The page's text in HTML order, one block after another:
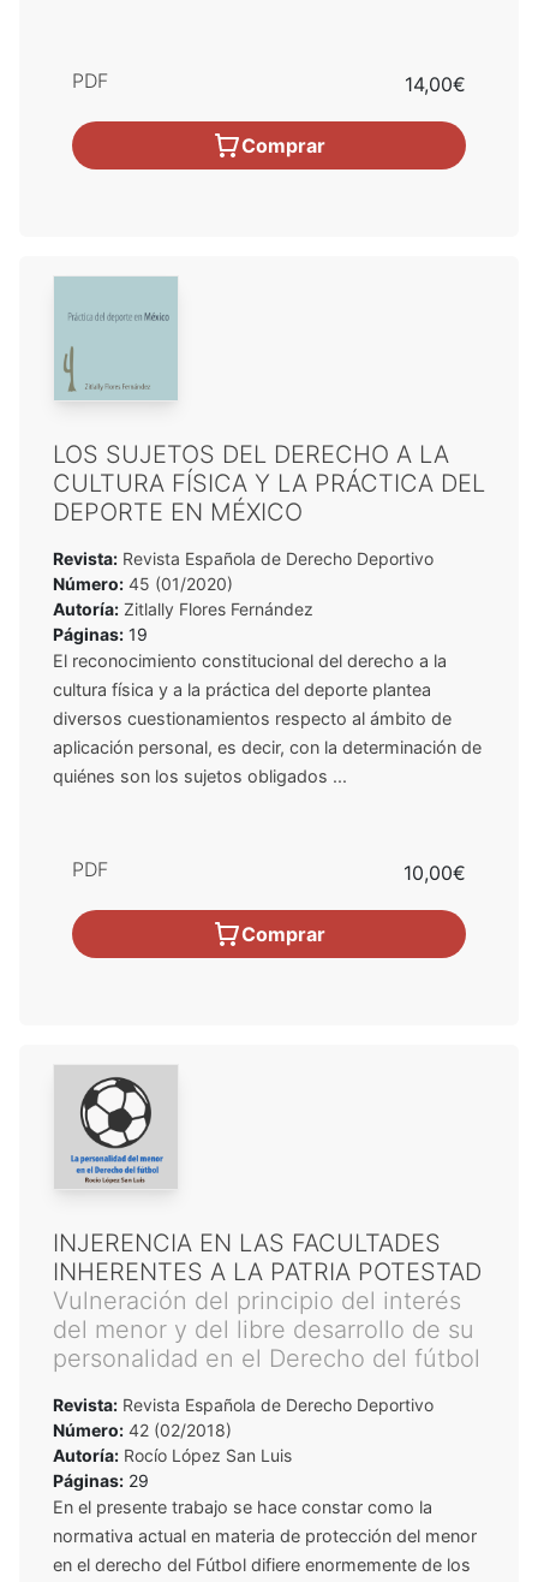
PDF 14,00€
Comprar
LOS SUJETOS DEL DERECHO A LA
CULTURA FÍSICA Y LA PRÁCTICA DEL
DEPORTE EN MÉXICO
Revista: Revista Española de Derecho Deportivo
Número: 45 (01/2020)
Autoría: Zitlally Flores Fernández
Páginas: 19
El reconocimiento constitucional del derecho a la
cultura física y a la práctica del deporte plantea
diversos cuestionamientos respecto al ámbito de
aplicación personal, es decir, con la determinación de
quiénes son los sujetos obligados ...
PDF 10,00€
Comprar
INJERENCIA EN LAS FACULTADES
INHERENTES A LA PATRIA POTESTAD
Vulneración del principio del interés
del menor y del libre desarrollo de su
personalidad en el Derecho del fútbol
Revista: Revista Española de Derecho Deportivo
Número: 42 (02/2018)
Autoría: Rocío López San Luis
Páginas: 29
En el presente trabajo se hace constar como la
normativa actual en materia de protección del menor
en el derecho del Fútbol difiere enormemente de los